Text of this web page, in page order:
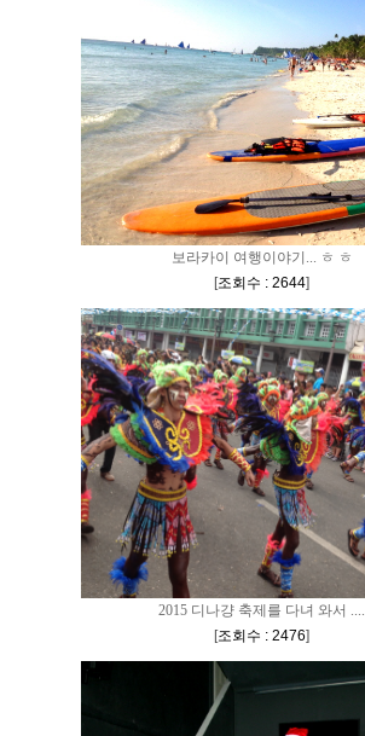
보라카이 여행이야기... ㅎ ㅎ
[조회수 : 2644]
2015 디나걍 축제를 다녀 와서 ....
[조회수 : 2476]